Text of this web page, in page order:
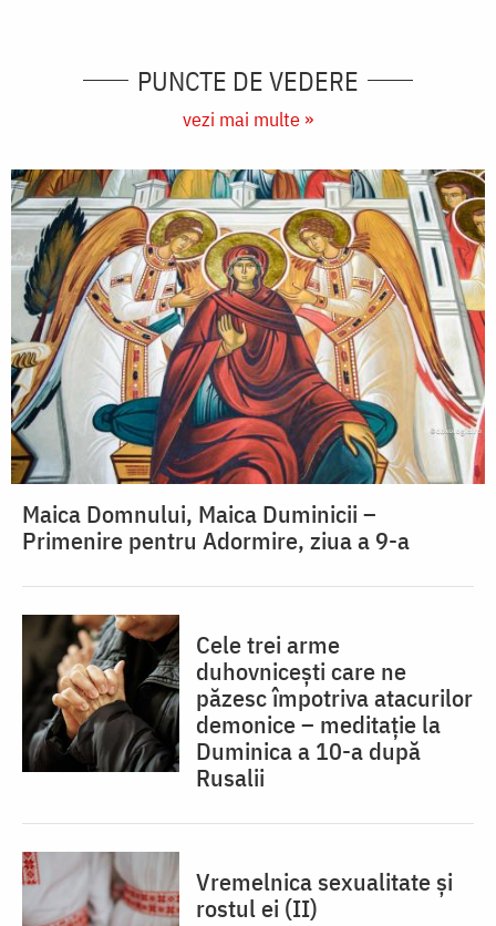
PUNCTE DE VEDERE
vezi mai multe »
Maica Domnului, Maica Duminicii –
Primenire pentru Adormire, ziua a 9-a
Cele trei arme
duhovnicești care ne
păzesc împotriva atacurilor
demonice – meditație la
Duminica a 10-a după
Rusalii
Vremelnica sexualitate și
rostul ei (II)